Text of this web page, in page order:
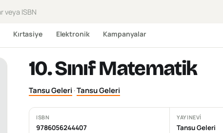
Kırtasiye Elektronik Kampanyalar
10. Sınıf Matematik
Tansu Geleri ·Tansu Geleri
ISBN
9786056244407
YAYINEVI
Tansu Geleri